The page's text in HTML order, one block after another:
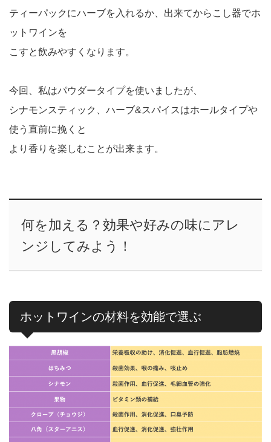
ティーパックにハーブを入れるか、出来てからこし器でホ
ットワインを
こすと飲みやすくなります。
今回、私はパウダータイプを使いましたが、
シナモンスティック、ハーブ&スパイスはホールタイプや
使う直前に挽くと
より香りを楽しむことが出来ます。
何を加える？効果や好みの味にアレ
ンジしてみよう！
ホットワインの材料を効能で選ぶ